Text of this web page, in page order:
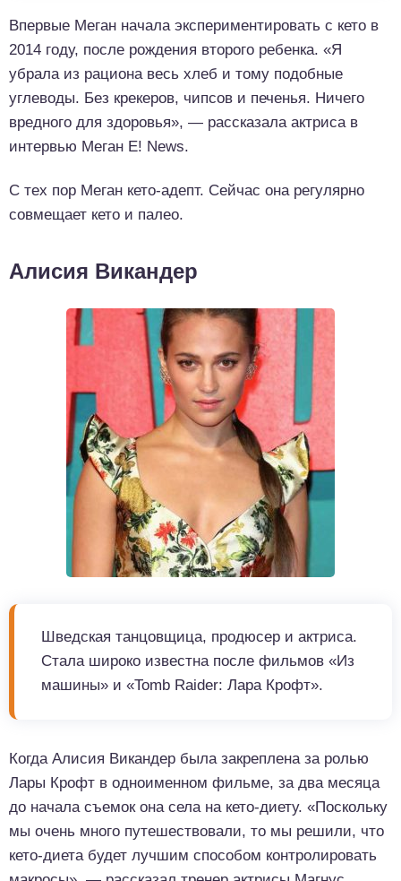
Впервые Меган начала экспериментировать с кето в
2014 году, после рождения второго ребенка. «Я
убрала из рациона весь хлеб и тому подобные
углеводы. Без крекеров, чипсов и печенья. Ничего
вредного для здоровья», — рассказала актриса в
интервью Меган E! News.
С тех пор Меган кето-адепт. Сейчас она регулярно
совмещает кето и палео.
Алисия Викандер
Шведская танцовщица, продюсер и актриса.
Стала широко известна после фильмов «Из
машины» и «Tomb Raider: Лара Крофт».
Когда Алисия Викандер была закреплена за ролью
Лары Крофт в одноименном фильме, за два месяца
до начала съемок она села на кето-диету. «Поскольку
мы очень много путешествовали, то мы решили, что
кето-диета будет лучшим способом контролировать